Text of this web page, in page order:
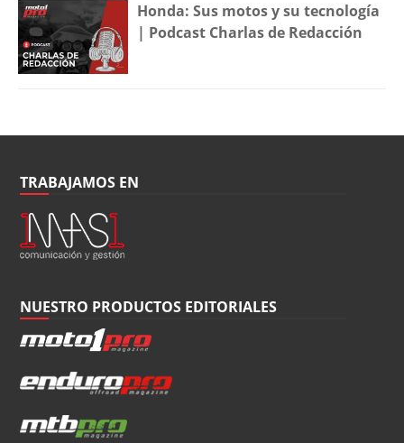
Honda: Sus motos y su tecnología
| Podcast Charlas de Redacción
TRABAJAMOS EN
NUESTRO PRODUCTOS EDITORIALES